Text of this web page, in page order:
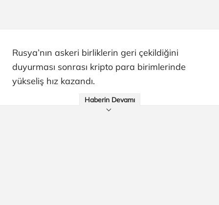
Rusya’nın askeri birliklerin geri çekildiğini
duyurması sonrası kripto para birimlerinde
yükseliş hız kazandı.
Haberin Devamı